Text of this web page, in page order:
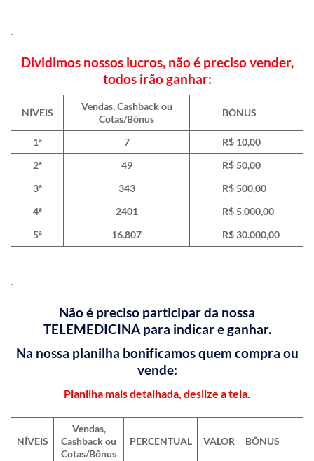
.
Dividimos nossos lucros, não é preciso vender,
todos irão ganhar:
NÍVEIS
Vendas, Cashback ou
Cotas/Bônus
BÔNUS
1ª 7
R$ 10,00
2ª
49
R$ 50,00
3ª
343
R$ 500,00
4ª
2401 R$5.000,00
5ª
16.807 R$ 30.000,00
.
Não é preciso participar da nossa
TELEMEDICINA para indicar e ganhar.
Na nossa planilha bonificamos quem compra ou
vende:
Planilha mais detalhada, deslize a tela.
NÍVEIS
Vendas,
Cashback ou
Cotas/Bônus
PERCENTUAL VALOR BÔNUS